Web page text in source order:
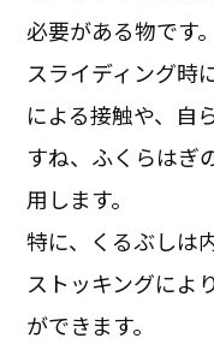
必要がある物です。
スライディング時
による接触や、自
すね、ふくらはぎ
用します。
特に、くるぶしは
ストッキングによ
ができます。